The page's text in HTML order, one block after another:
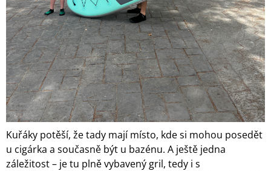
Kuřáky potěší, že tady mají místo, kde si mohou posedět
u cigárka a současně být u bazénu. A ještě jedna
záležitost – je tu plně vybavený gril, tedy i s